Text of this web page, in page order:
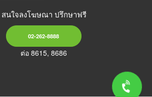
สนใจลงโฆษณา ปรึกษาฟรี
02-262-8888
ต่อ 8615, 8686